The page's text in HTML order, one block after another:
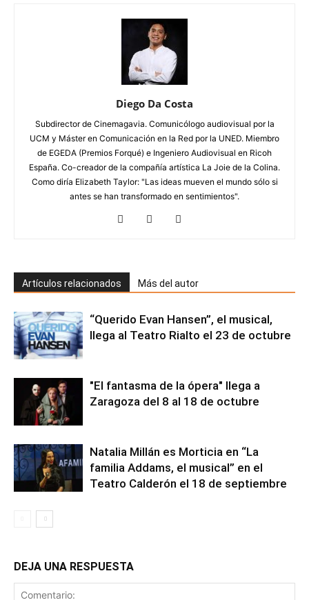
Diego Da Costa
Subdirector de Cinemagavia. Comunicólogo audiovisual por la
UCM y Máster en Comunicación en la Red por la UNED. Miembro
de EGEDA (Premios Forqué) e Ingeniero Audiovisual en Ricoh
España. Co-creador de la compañía artística La Joie de la Colina.
Como diría Elizabeth Taylor: "Las ideas mueven el mundo sólo si
antes se han transformado en sentimientos".
Artículos relacionados Más del autor
“Querido Evan Hansen”, el musical,
llega al Teatro Rialto el 23 de octubre
"El fantasma de la ópera" llega a
Zaragoza del 8 al 18 de octubre
Natalia Millán es Morticia en “La
familia Addams, el musical” en el
Teatro Calderón el 18 de septiembre
DEJA UNA RESPUESTA